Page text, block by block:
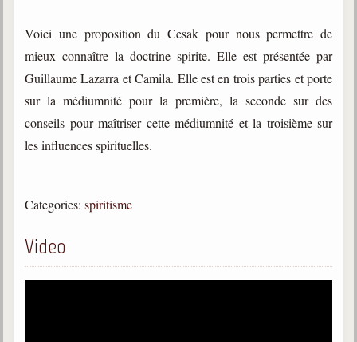
Citations
Maximes
Enregistrements
séance d'aide spirituelle
Enseignement
Voici une proposition du Cesak pour nous permettre de
mieux connaître la doctrine spirite. Elle est présentée par
Guillaume Lazarra et Camila. Elle est en trois parties et porte
sur la médiumnité pour la première, la seconde sur des
conseils pour maîtriser cette médiumnité et la troisième sur
les influences spirituelles.
Categories: spiritisme
Video